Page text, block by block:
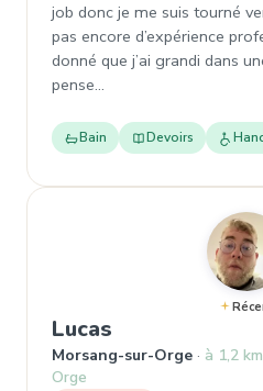
job donc je me suis tourné
pas encore d’expérience
donné que j’ai grandi dans
pense…
Bain Devoirs
Lucas
Morsang-sur-Orge
à 1,2
Orge